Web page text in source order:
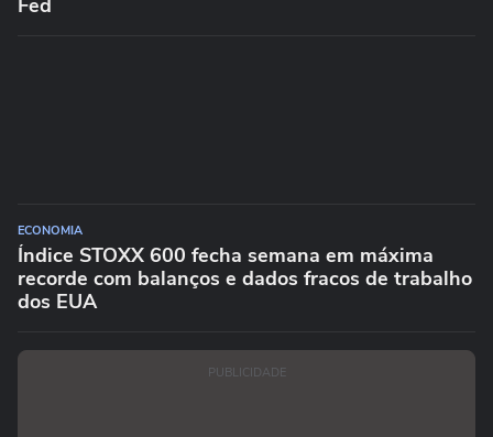
Fed
ECONOMIA
Índice STOXX 600 fecha semana em máxima
recorde com balanços e dados fracos de trabalho
dos EUA
PUBLICIDADE